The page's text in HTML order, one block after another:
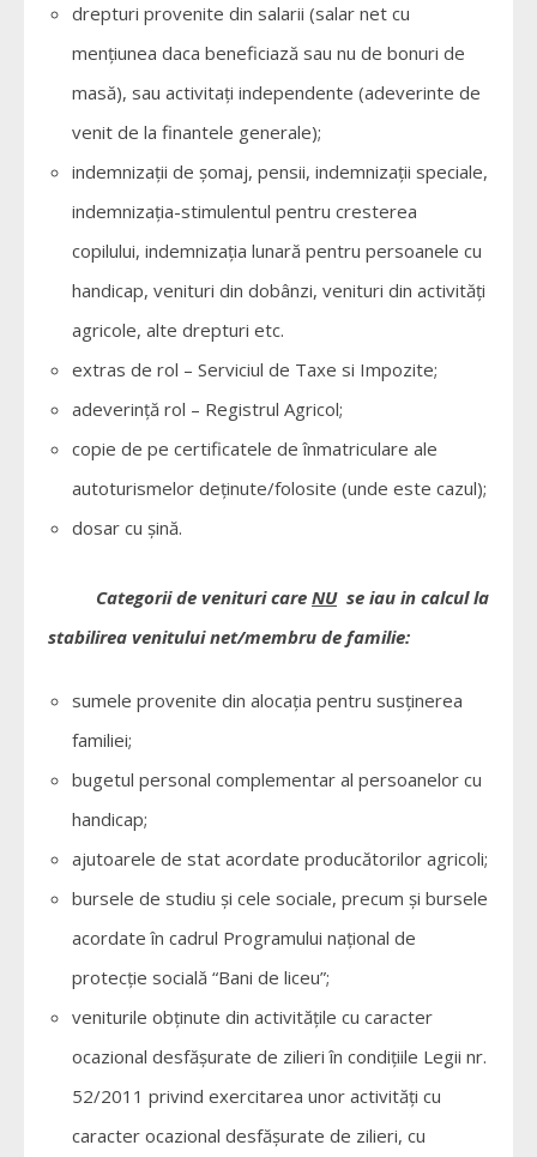
drepturi provenite din salarii (salar net cu
menţiunea daca beneficiază sau nu de bonuri de
masă), sau activitaţi independente (adeverinte de
venit de la finantele generale);
indemnizaţii de şomaj, pensii, indemnizaţii speciale,
indemnizaţia-stimulentul pentru cresterea
copilului, indemnizaţia lunară pentru persoanele cu
handicap, venituri din dobânzi, venituri din activităţi
agricole, alte drepturi etc.
extras de rol – Serviciul de Taxe si Impozite;
adeverință rol – Registrul Agricol;
copie de pe certificatele de înmatriculare ale
autoturismelor deținute/folosite (unde este cazul);
dosar cu șină.
Categorii de venituri care NUse iau in calcul la
stabilirea venitului net/membru de familie:
sumele provenite din alocaţia pentru susţinerea
familiei;
bugetul personal complementar al persoanelor cu
handicap;
ajutoarele de stat acordate producătorilor agricoli;
bursele de studiu şi cele sociale, precum şi bursele
acordate în cadrul Programului naţional de
protecţie socială “Bani de liceu”;
veniturile obţinute din activităţile cu caracter
ocazional desfăşurate de zilieri în condiţiile Legii nr.
52/2011 privind exercitarea unor activităţi cu
caracter ocazional desfăşurate de zilieri, cu